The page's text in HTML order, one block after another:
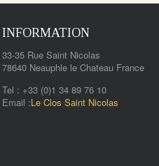
INFORMATION
33-35 Rue Saint Nicolas
78640 Neauphle le Chateau France
Tel : +33 (0)1 34 89 76 10
Email :Le Clos Saint Nicolas